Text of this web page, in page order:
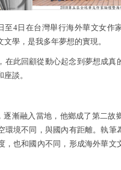
4日在台灣舉行海外華文女作
學，是我多年夢想的實現。
此回顧從動心起念到夢想成真
談。
漸融入當地，他鄉成了第二故
環境不同，與國內有距離。執筆
，也和國內不同，形成海外華文